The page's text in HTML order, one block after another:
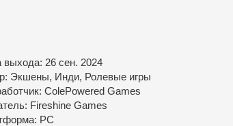
выхода: 26 сен. 2024
Экшены, Инди, Ролевые игры
ColePowered Games
Fireshine Games
PC